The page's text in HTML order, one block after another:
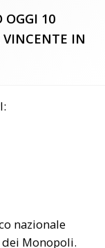
OGGI 10
IN
nazionale
dei Monopoli.